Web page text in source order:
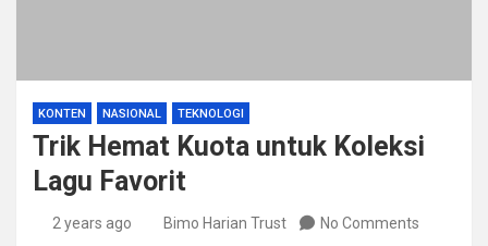
KONTEN NASIONAL TEKNOLOGI
Trik Hemat Kuota untuk Koleksi
Lagu Favorit
2 years ago Bimo Harian Trust No Comments